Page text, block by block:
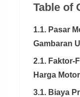
Table of
1.1. Pasar
Gambaran
2.1. Faktor-
Harga
3.1. Biaya